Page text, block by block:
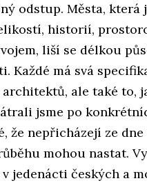
odstup. Města, která
historií,
liší se délkou
Každé má svá
ale také to,
jsme po
že nepřicházejí ze dne
mohou nastat.
jedenácti českých a